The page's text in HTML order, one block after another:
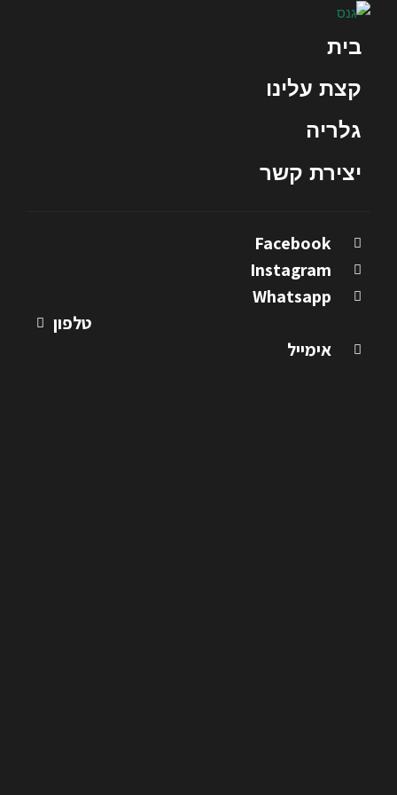
בית
קצת עלינו
גלריה
יצירת קשר
Facebook
Instagram
Whatsapp
טלפון
אימייל